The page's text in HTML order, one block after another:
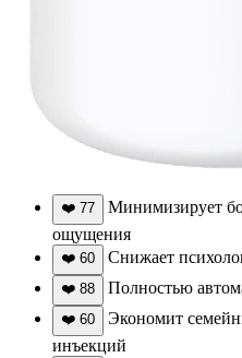
❤️ 77
Минимизирует
ощущения
❤️ 60 Снижает
❤️ 88 Полностью
❤️ 60
Экономит
инъекций